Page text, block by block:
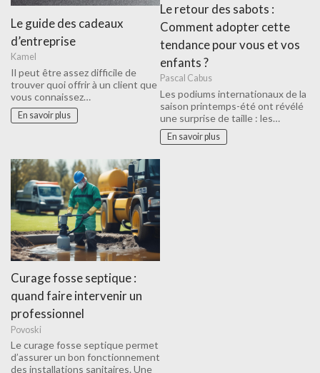
Le guide des cadeaux
d’entreprise
Kamel
Il peut être assez difficile de
trouver quoi offrir à un client que
vous connaissez…
En savoir plus
Le retour des sabots :
Comment adopter cette
tendance pour vous et vos
enfants ?
Pascal Cabus
Les podiums internationaux de la
saison printemps-été ont révélé
une surprise de taille : les…
En savoir plus
Curage fosse septique :
quand faire intervenir un
professionnel
Povoski
Le curage fosse septique permet
d’assurer un bon fonctionnement
des installations sanitaires. Une